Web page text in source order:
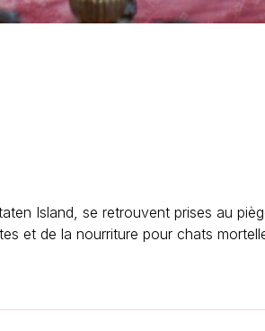
Island, se retrouvent prises au
et de la nourriture pour chats